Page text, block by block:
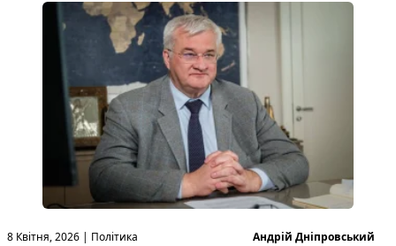
8 Квітня, 2026 | Політика
Опубліковано
Андрій Дніпровський